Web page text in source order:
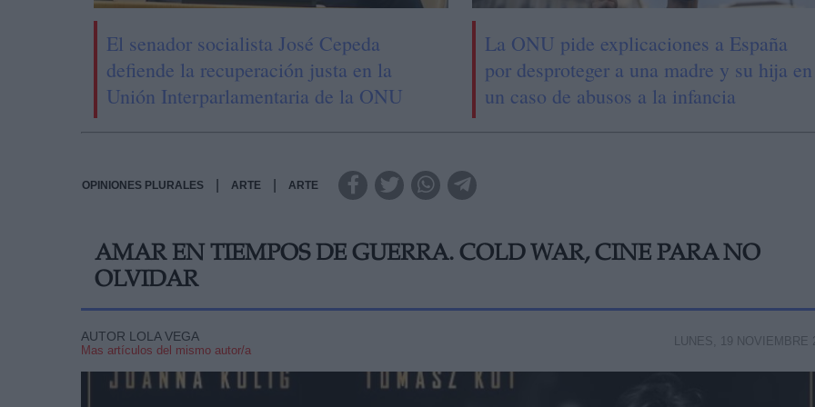
El senador socialista José Cepeda
defiende la recuperación justa en la
Unión Interparlamentaria de la ONU
La ONU pide explicaciones a España
por desproteger a una madre y su hija en
un caso de abusos a la infancia
OPINIONES PLURALES ARTE ARTE
AMAR EN TIEMPOS DE GUERRA. COLD WAR, CINE PARA NO
OLVIDAR
AUTOR LOLA VEGA
Mas artículos del mismo autor/a
LUNES, 19 NOVIEMBRE